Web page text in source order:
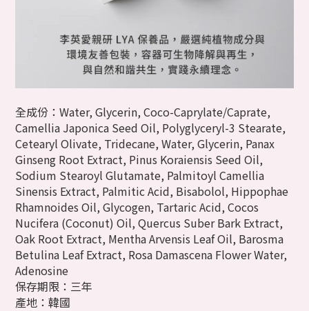
全成份：Water, Glycerin, Coco-Caprylate/Caprate,
Camellia Japonica Seed Oil, Polyglyceryl-3 Stearate,
Cetearyl Olivate, Tridecane, Water, Glycerin, Panax
Ginseng Root Extract, Pinus Koraiensis Seed Oil,
Sodium Stearoyl Glutamate, Palmitoyl Camellia
Sinensis Extract, Palmitic Acid, Bisabolol, Hippophae
Rhamnoides Oil, Glycogen, Tartaric Acid, Cocos
Nucifera (Coconut) Oil, Quercus Suber Bark Extract,
Oak Root Extract, Mentha Arvensis Leaf Oil, Barosma
Betulina Leaf Extract, Rosa Damascena Flower Water,
Adenosine
保存期限：三年
產地：韓國